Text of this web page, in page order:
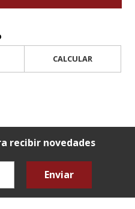
CALCULAR
recibir novedades
Enviar